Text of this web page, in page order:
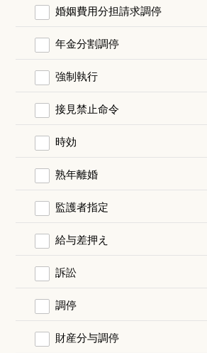
婚姻費用分担請求調停
年金分割調停
強制執行
接見禁止命令
時効
熟年離婚
監護者指定
給与差押え
訴訟
調停
財産分与調停